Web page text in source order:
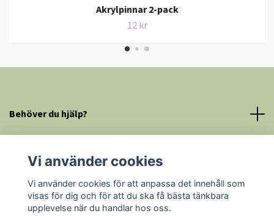
Akrylpinnar 2-pack
12 kr
Behöver du hjälp?
Sociala medier
Vi använder cookies
Vi använder cookies för att anpassa det innehåll som
visas för dig och för att du ska få bästa tänkbara
upplevelse när du handlar hos oss.